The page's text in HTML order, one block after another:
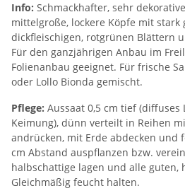
Info: Schmackhafter, sehr
mittelgroße, lockere Köpfe mit stark
dickfleischigen, rotgrünen Blättern
Für den ganzjährigen Anbau im
Folienanbau geeignet. Für frische
oder Lollo Bionda gemischt.
Pflege: Aussaat 0,5 cm tief
Keimung), dünn verteilt in Reihen
andrücken, mit Erde abdecken und
cm Abstand auspflanzen bzw.
halbschattige lagen und alle guten,
Gleichmäßig feucht halten.